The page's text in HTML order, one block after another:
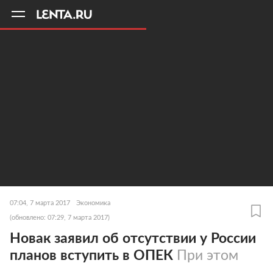
07:04, 7 марта 2017 Экономика
(обновлено: 07:29, 7 марта 2017)
Новак заявил об отсутствии у России
планов вступить в ОПЕК При этом